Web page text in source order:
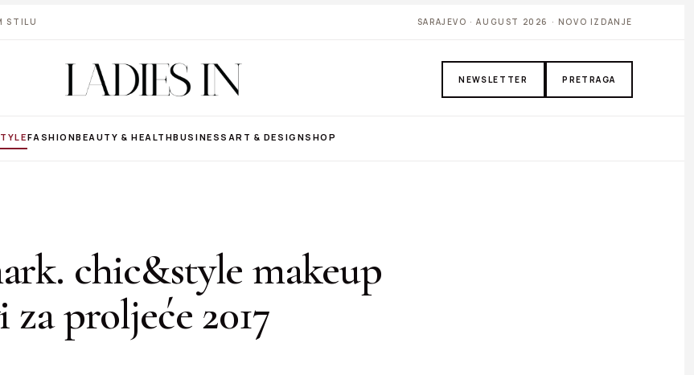
STILU SARAJEVO · AUGUST 2026 · NOVO IZDANJE
NEWSLETTER PRETRAGA
FASHIONBEAUTY & HEALTHBUSINESS ART & DESIGNSHOP
chic&style makeup
proljeće 2017